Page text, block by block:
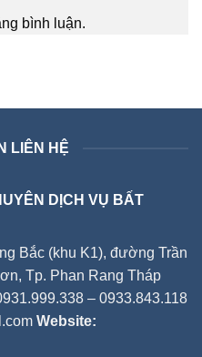
bình luận.
LIÊN HỆ
DỊCH VỤ BẤT
Bắc (khu K1), đường Trần
Tp. Phan Rang Tháp
– 0933.843.118
Website: